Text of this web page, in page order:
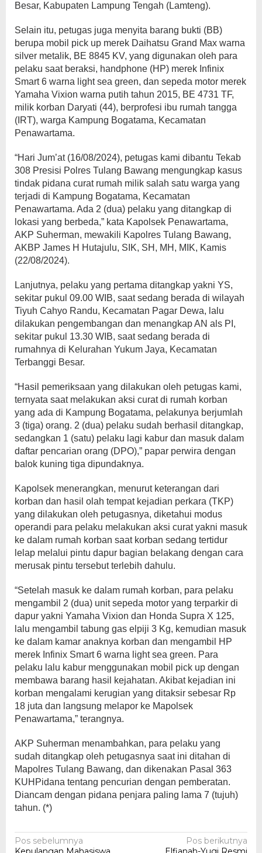
Besar, Kabupaten Lampung Tengah (Lamteng).
Selain itu, petugas juga menyita barang bukti (BB)
berupa mobil pick up merek Daihatsu Grand Max warna
silver metalik, BE 8845 KV, yang digunakan oleh para
pelaku saat beraksi, handphone (HP) merek Infinix
Smart 6 warna light sea green, dan sepeda motor merek
Yamaha Vixion warna putih tahun 2015, BE 4731 TF,
milik korban Daryati (44), berprofesi ibu rumah tangga
(IRT), warga Kampung Bogatama, Kecamatan
Penawartama.
“Hari Jum’at (16/08/2024), petugas kami dibantu Tekab
308 Presisi Polres Tulang Bawang mengungkap kasus
tindak pidana curat rumah milik salah satu warga yang
terjadi di Kampung Bogatama, Kecamatan
Penawartama. Ada 2 (dua) pelaku yang ditangkap di
lokasi yang berbeda,” kata Kapolsek Penawartama,
AKP Suherman, mewakili Kapolres Tulang Bawang,
AKBP James H Hutajulu, SIK, SH, MH, MIK, Kamis
(22/08/2024).
Lanjutnya, pelaku yang pertama ditangkap yakni YS,
sekitar pukul 09.00 WIB, saat sedang berada di wilayah
Tiyuh Cahyo Randu, Kecamatan Pagar Dewa, lalu
dilakukan pengembangan dan menangkap AN als PI,
sekitar pukul 13.30 WIB, saat sedang berada di
rumahnya di Kelurahan Yukum Jaya, Kecamatan
Terbanggi Besar.
“Hasil pemeriksaan yang dilakukan oleh petugas kami,
ternyata saat melakukan aksi curat di rumah korban
yang ada di Kampung Bogatama, pelakunya berjumlah
3 (tiga) orang. 2 (dua) pelaku sudah berhasil ditangkap,
sedangkan 1 (satu) pelaku lagi kabur dan masuk dalam
daftar pencarian orang (DPO),” papar perwira dengan
balok kuning tiga dipundaknya.
Kapolsek menerangkan, menurut keterangan dari
korban dan hasil olah tempat kejadian perkara (TKP)
yang dilakukan oleh petugasnya, diketahui modus
operandi para pelaku melakukan aksi curat yakni masuk
ke dalam rumah korban saat korban sedang tertidur
lelap melalui pintu dapur bagian belakang dengan cara
merusak pintu tersebut terlebih dahulu.
“Setelah masuk ke dalam rumah korban, para pelaku
mengambil 2 (dua) unit sepeda motor yang terparkir di
dapur yakni Yamaha Vixion dan Honda Supra X 125,
lalu mengambil tabung gas elpiji 3 Kg, kemudian masuk
ke dalam kamar anaknya korban dan mengambil HP
merek Infinix Smart 6 warna light sea green. Para
pelaku lalu kabur menggunakan mobil pick up dengan
membawa barang hasil kejahatan. Akibat kejadian ini
korban mengalami kerugian yang ditaksir sebesar Rp
18 juta dan langsung melapor ke Mapolsek
Penawartama,” terangnya.
AKP Suherman menambahkan, para pelaku yang
sudah ditangkap oleh petugasnya saat ini ditahan di
Mapolres Tulang Bawang, dan dikenakan Pasal 363
KUHPidana tentang pencurian dengan pemberatan.
Diancam dengan pidana penjara paling lama 7 (tujuh)
tahun. (*)
Navigasi
Pos sebelumnya
Pos berikutnya